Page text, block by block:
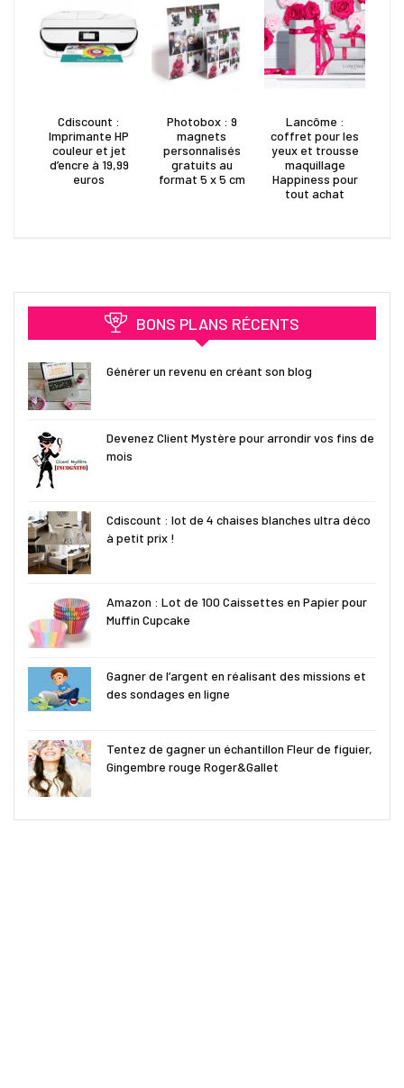
Cdiscount :
Imprimante HP
couleur et jet
d’encre à 19,99
euros
Photobox : 9
magnets
personnalisés
gratuits au
format 5 x 5 cm
Lancôme :
coffret pour les
yeux et trousse
maquillage
Happiness pour
tout achat
BONS PLANS RÉCENTS
Générer un revenu en créant son blog
Devenez Client Mystère pour arrondir vos fins de
mois
Cdiscount : lot de 4 chaises blanches ultra déco
à petit prix !
Amazon : Lot de 100 Caissettes en Papier pour
Muffin Cupcake
Gagner de l’argent en réalisant des missions et
des sondages en ligne
Tentez de gagner un échantillon Fleur de figuier,
Gingembre rouge Roger&Gallet